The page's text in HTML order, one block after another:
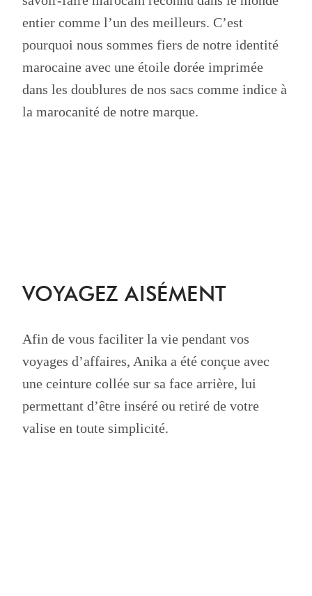
entier comme l’un des meilleurs. C’est
pourquoi nous sommes fiers de notre identité
marocaine avec une étoile dorée imprimée
dans les doublures de nos sacs comme indice à
la marocanité de notre marque.
VOYAGEZ AISÉMENT
Afin de vous faciliter la vie pendant vos
voyages d’affaires, Anika a été conçue avec
une ceinture collée sur sa face arrière, lui
permettant d’être inséré ou retiré de votre
valise en toute simplicité.